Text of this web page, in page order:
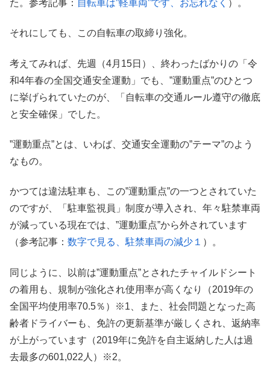
た。参考記事： 自転車は”軽車両”です、お忘れなく ）。
それにしても、この自転車の取締り強化。
考えてみれば、先週（4月15日）、終わったばかりの「令
和4年春の全国交通安全運動」でも、”運動重点”のひとつ
に挙げられていたのが、「自転車の交通ルール遵守の徹底
と安全確保」でした。
”運動重点”とは、いわば、交通安全運動の”テーマ”のよう
なもの。
かつては違法駐車も、この”運動重点”の一つとされていた
のですが、「駐車監視員」制度が導入され、年々駐禁車両
が減っている現在では、”運動重点”から外されています
（参考記事： 数字で見る、駐禁車両の減少１ ）。
同じように、以前は”運動重点”とされたチャイルドシート
の着用も、規制が強化され使用率が高くなり（2019年の
全国平均使用率70.5％）※1、また、社会問題となった高
齢者ドライバーも、免許の更新基準が厳しくされ、返納率
が上がっています（2019年に免許を自主返納した人は過
去最多の601,022人）※2。